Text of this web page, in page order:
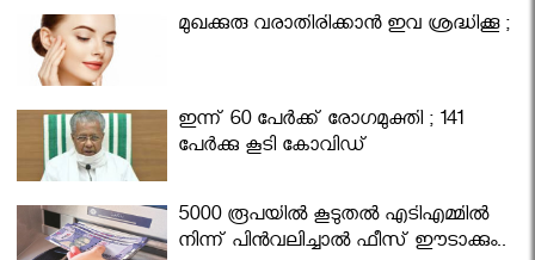
മുഖക്കുരു വരാതിരിക്കാന്‍ ഇവ ശ്രദ്ധിക്കൂ ;
ഇന്ന് 60 പേർക്ക് രോഗമുക്തി ; 141
പേര്‍ക്കു കൂടി കോവിഡ്
5000 രൂപയിൽ കൂടുതൽ എടിഎമ്മിൽ
നിന്ന് പിൻവലിച്ചാൽ ഫീസ് ഈടാക്കും..